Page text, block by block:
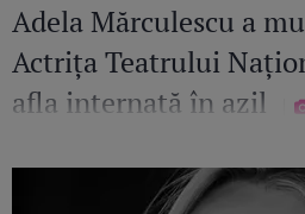
Adela Mărculescu a
Actrița Teatrului
afla internată în azil